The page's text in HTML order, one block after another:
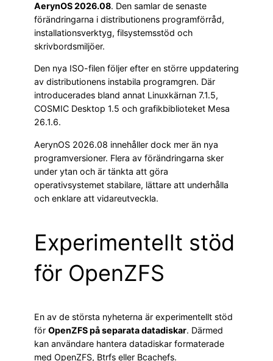
AerynOS 2026.08. Den samlar de senaste
förändringarna i distributionens programförråd,
installationsverktyg, filsystemsstöd och
skrivbordsmiljöer.
Den nya ISO-filen följer efter en större uppdatering
av distributionens instabila programgren. Där
introducerades bland annat Linuxkärnan 7.1.5,
COSMIC Desktop 1.5 och grafikbiblioteket Mesa
26.1.6.
AerynOS 2026.08 innehåller dock mer än nya
programversioner. Flera av förändringarna sker
under ytan och är tänkta att göra
operativsystemet stabilare, lättare att underhålla
och enklare att vidareutveckla.
Experimentellt stöd
för OpenZFS
En av de största nyheterna är experimentellt stöd
för OpenZFS på separata datadiskar. Därmed
kan användare hantera datadiskar formaterade
med OpenZFS, Btrfs eller Bcachefs.